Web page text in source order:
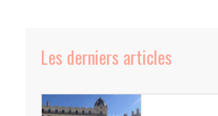
Les derniers articles